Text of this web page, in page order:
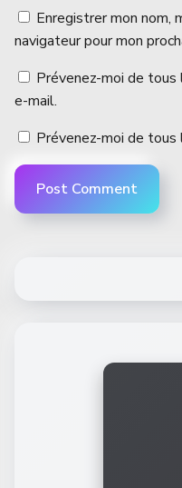
Enregistrer mon nom,
navigateur pour mon
Prévenez-moi de tous
e-mail.
Prévenez-moi de tous